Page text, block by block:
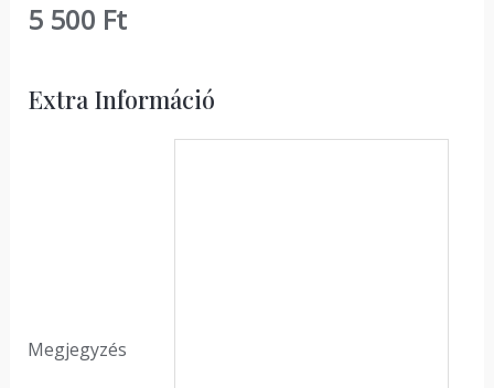
5 500 Ft
Extra Információ
Megjegyzés